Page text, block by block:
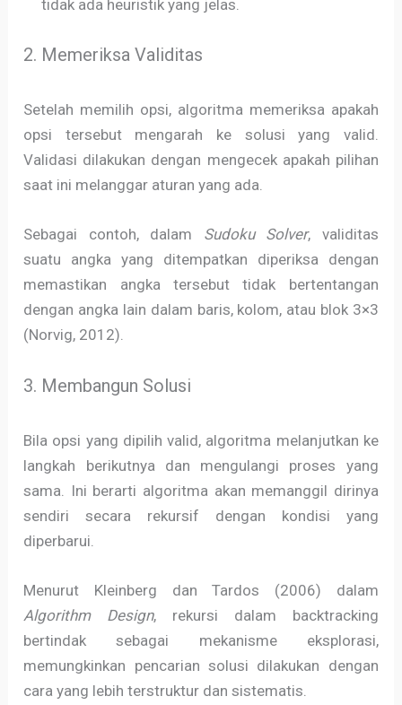
tidak ada heuristik yang jelas.
2. Memeriksa Validitas
Setelah memilih opsi, algoritma memeriksa apakah
opsi tersebut mengarah ke solusi yang valid.
Validasi dilakukan dengan mengecek apakah pilihan
saat ini melanggar aturan yang ada.
Sebagai contoh, dalam Sudoku Solver, validitas
suatu angka yang ditempatkan diperiksa dengan
memastikan angka tersebut tidak bertentangan
dengan angka lain dalam baris, kolom, atau blok 3×3
(Norvig, 2012).
3. Membangun Solusi
Bila opsi yang dipilih valid, algoritma melanjutkan ke
langkah berikutnya dan mengulangi proses yang
sama. Ini berarti algoritma akan memanggil dirinya
sendiri secara rekursif dengan kondisi yang
diperbarui.
Menurut Kleinberg dan Tardos (2006) dalam
Algorithm Design, rekursi dalam backtracking
bertindak sebagai mekanisme eksplorasi,
memungkinkan pencarian solusi dilakukan dengan
cara yang lebih terstruktur dan sistematis.